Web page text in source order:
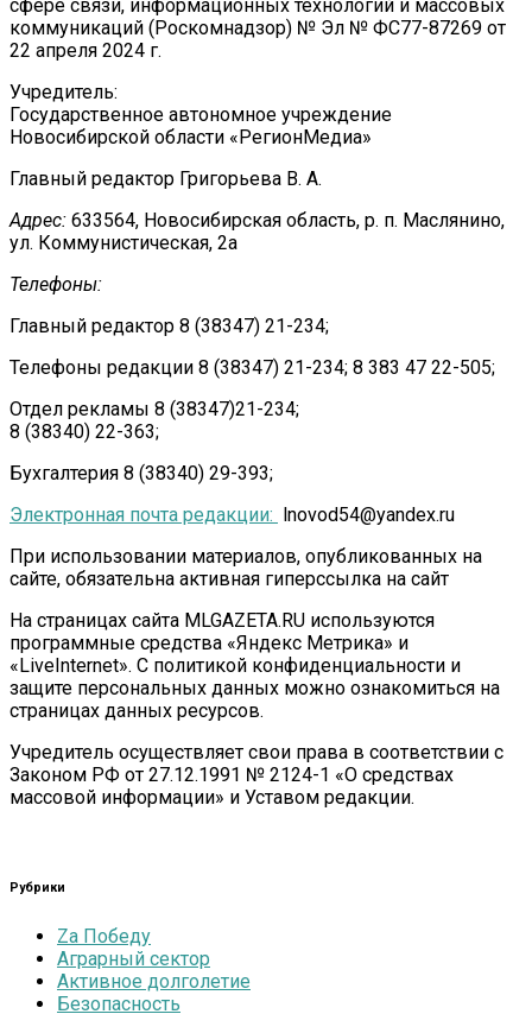
сфере связи, информационных технологий и массовых
коммуникаций (Роскомнадзор) № Эл № ФС77-87269 от
22 апреля 2024 г.
Учредитель:
Государственное автономное учреждение
Новосибирской области «РегионМедиа»
Главный редактор Григорьева В. А.
Адрес: 633564, Новосибирская область, р. п. Маслянино,
ул. Коммунистическая, 2а
Телефоны:
Главный редактор 8 (38347) 21-234;
Телефоны редакции 8 (38347) 21-234; 8 383 47 22-505;
Отдел рекламы 8 (38347)21-234;
8 (38340) 22-363;
Бухгалтерия 8 (38340) 29-393;
Электронная почта редакции:
lnovod54@yandex.ru
При использовании материалов, опубликованных на
сайте, обязательна активная гиперссылка на сайт
На страницах сайта MLGAZETA.RU используются
программные средства «Яндекс Метрика» и
«LiveInternet». С политикой конфиденциальности и
защите персональных данных можно ознакомиться на
страницах данных ресурсов.
Учредитель осуществляет свои права в соответствии с
Законом РФ от 27.12.1991 № 2124-1 «О средствах
массовой информации» и Уставом редакции.
Рубрики
Zа Победу
Аграрный сектор
Активное долголетие
Безопасность